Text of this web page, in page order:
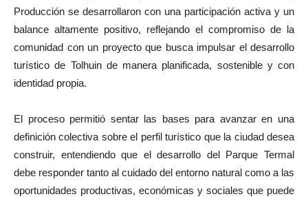
Producción se desarrollaron con una participación activa y un
balance altamente positivo, reflejando el compromiso de la
comunidad con un proyecto que busca impulsar el desarrollo
turístico de Tolhuin de manera planificada, sostenible y con
identidad propia.
El proceso permitió sentar las bases para avanzar en una
definición colectiva sobre el perfil turístico que la ciudad desea
construir, entendiendo que el desarrollo del Parque Termal
debe responder tanto al cuidado del entorno natural como a las
oportunidades productivas, económicas y sociales que puede